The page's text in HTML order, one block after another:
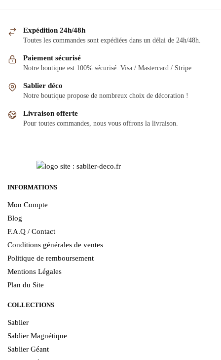
Expédition 24h/48h
Toutes les commandes sont expédiées dans un délai de 24h/48h.
Paiement sécurisé
Notre boutique est 100% sécurisé. Visa / Mastercard / Stripe
Sablier déco
Notre boutique propose de nombreux choix de décoration !
Livraison offerte
Pour toutes commandes, nous vous offrons la livraison.
INFORMATIONS
Mon Compte
Blog
F.A.Q / Contact
Conditions générales de ventes
Politique de remboursement
Mentions Légales
Plan du Site
COLLECTIONS
Sablier
Sablier Magnétique
Sablier Géant